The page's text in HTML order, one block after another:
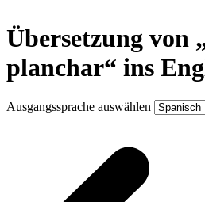
Übersetzung von
planchar“ ins
Ausgangssprache auswählen